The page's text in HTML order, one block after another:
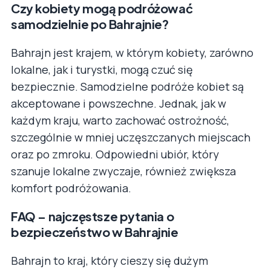
Czy kobiety mogą podróżować
samodzielnie po Bahrajnie?
Bahrajn jest krajem, w którym kobiety, zarówno
lokalne, jak i turystki, mogą czuć się
bezpiecznie. Samodzielne podróże kobiet są
akceptowane i powszechne. Jednak, jak w
każdym kraju, warto zachować ostrożność,
szczególnie w mniej uczęszczanych miejscach
oraz po zmroku. Odpowiedni ubiór, który
szanuje lokalne zwyczaje, również zwiększa
komfort podróżowania.
FAQ – najczęstsze pytania o
bezpieczeństwo w Bahrajnie
Bahrajn to kraj, który cieszy się dużym